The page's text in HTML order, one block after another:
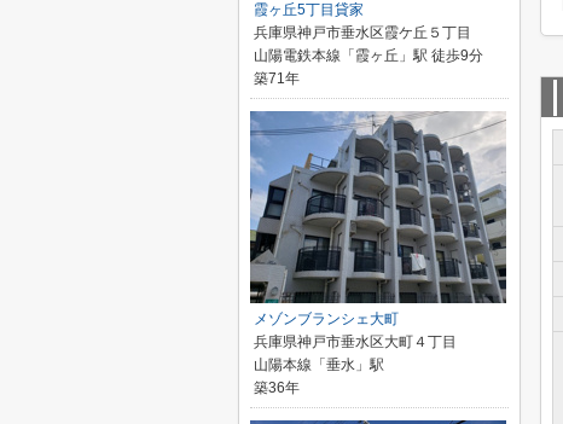
霞ヶ丘5丁目貸家
兵庫県神戸市垂水区霞ケ丘５丁目
山陽電鉄本線「霞ヶ丘」駅 徒歩9分
築71年
メゾンブランシェ大町
兵庫県神戸市垂水区大町４丁目
山陽本線「垂水」駅
築36年